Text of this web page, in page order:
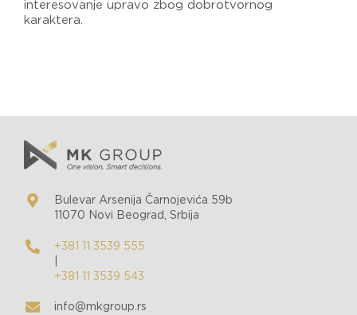
interesovanje upravo zbog dobrotvornog
karaktera.
Bulevar Arsenija Čarnojevića 59b
11070 Novi Beograd, Srbija
+381 11 3539 555
+381 11 3539 543
info@mkgroup.rs